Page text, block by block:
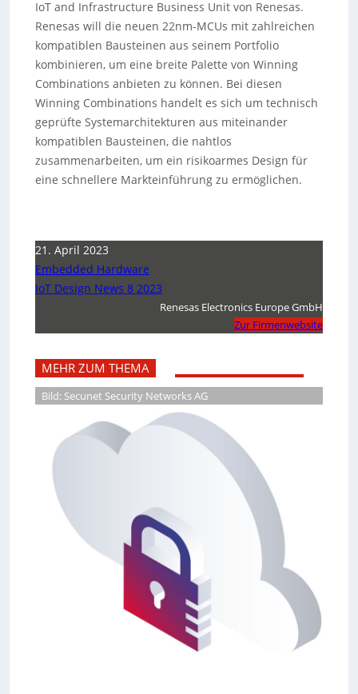
IoT and Infrastructure Business Unit von Renesas.
Renesas will die neuen 22nm-MCUs mit zahlreichen
kompatiblen Bausteinen aus seinem Portfolio
kombinieren, um eine breite Palette von Winning
Combinations anbieten zu können. Bei diesen
Winning Combinations handelt es sich um technisch
geprüfte Systemarchitekturen aus miteinander
kompatiblen Bausteinen, die nahtlos
zusammenarbeiten, um ein risikoarmes Design für
eine schnellere Markteinführung zu ermöglichen.
21. April 2023
Embedded Hardware
IoT Design News 8 2023
Renesas Electronics Europe GmbH
Zur Firmenwebsite
MEHR ZUM THEMA
Bild: Secunet Security Networks AG